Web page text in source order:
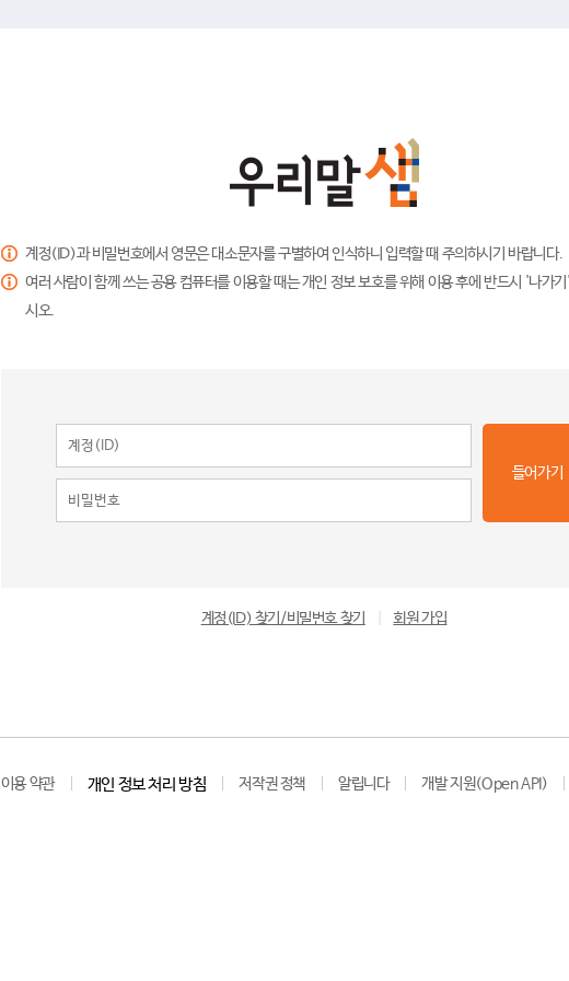
계정(ID)과 비밀번호에서 영문은 대소문자를 구별하여 인식하니 입력할 때 주의하시기 바랍니다.
여러 사람이 함께 쓰는 공용 컴퓨터를 이용할 때는 개인 정보 보호를 위해 이용 후에 반드시 '나가
시오.
들어가기
계정(ID) 찾기/비밀번호 찾기 회원 가입
이용 약관 개인 정보 처리 방침 저작권 정책 알립니다 개발 지원(Open API)